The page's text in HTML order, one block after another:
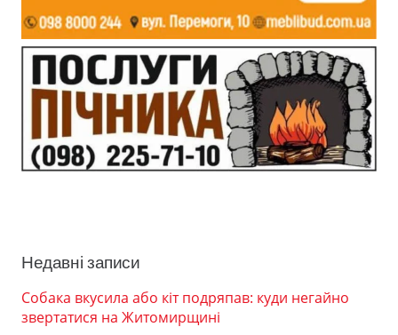
Недавні записи
Собака вкусила або кіт подряпав: куди негайно
звертатися на Житомирщині